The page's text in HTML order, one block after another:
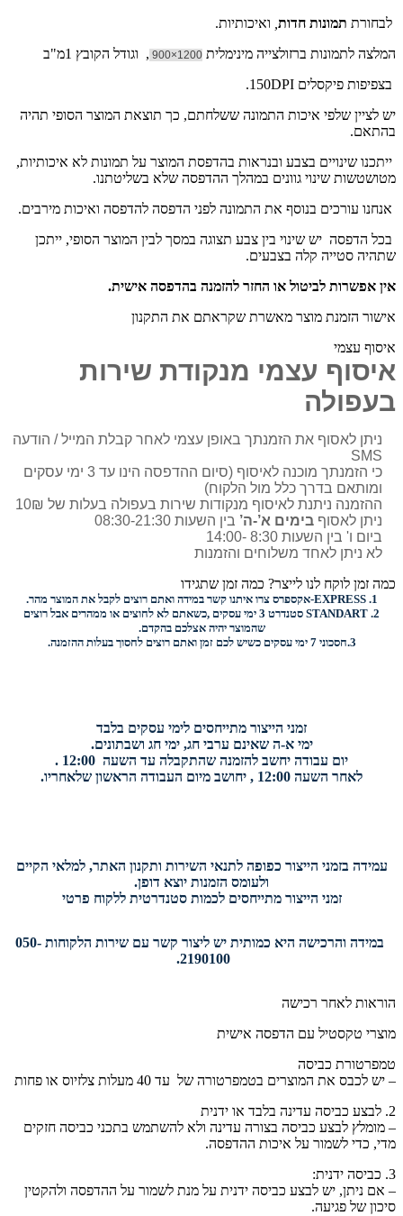
לבחורת תמונות חדות ואיכותיות.
המלצה לתמונות ברזולצייה מינימלית 1200×900
, וגודל הקובץ 1מ"ב
בצפיפות פיקסלים 150DPI.
יש לציין שלפי איכות התמונה ששלחתם, כך תוצאת המוצר הסופי תהיה
בהתאם.
ייתכנו שינויים בצבע ובנראות בהדפסת המוצר על תמונות לא איכותיות,
מטושטשות שינוי גוונים במהלך ההדפסה שלא בשליטתנו.
אנחנו עורכים בנוסף את התמונה לפני הדפסה להדפסה ואיכות מירבים.
בכל הדפסה יש שינוי בין צבע תצוגה במסך לבין המוצר הסופי, ייתכן
שתהיה סטייה קלה בצבעים.
אין אפשרות לביטול או החזר להזמנה בהדפסה אישית.
אישור הזמנת מוצר מאשרת שקראתם את התקנון
איסוף עצמי
איסוף עצמי מנקודת שירות
בעפולה
ניתן לאסוף את הזמנתך באופן עצמי לאחר קבלת המייל / הודעה
SMS
כי הזמנתך מוכנה לאיסוף (סיום ההדפסה הינו עד 3 ימי עסקים
ומותאם בדרך כלל מול הלקוח)
ההזמנה ניתנת לאיסוף מנקודות שירות בעפולה בעלות של 10₪
ניתן לאסוף בימים א’-ה’ בין השעות 08:30-21:30
ביום ו' בין השעות 8:30 -14:00
לא ניתן לאחד משלוחים והזמנות
כמה זמן לוקח לנו לייצר? כמה זמן שתגידו
1.
EXPRESS- אקספרס צרו איתנו קשר במידה ואתם רוצים לקבל את המוצר מהר.
2.
STANDART
סטנדרט 3 ימי עסקים ,כשאתם לא לחוצים או ממהרים אבל רוצים
שהמוצר יהיה אצלכם בהקדם.
3. חסכוני7 ימי עסקים כשיש לכם זמן ואתם רוצים לחסוך בעלות ההזמנה.
זמני הייצור מתייחסים לימי עסקים בלבד
ימי א-ה שאינם ערבי חג, ימי חג ושבתונים.
יום עבודה יחשב להזמנה שהתקבלה עד השעה 12:00 .
לאחר השעה 12:00 , יחושב מיום העבודה הראשון שלאחריו.
עמידה בזמני הייצור כפופה לתנאי השירות ותקנון האתר, למלאי הקיים
ולעומס הזמנות יוצא דופן.
זמני הייצור מתייחסים לכמות סטנדרטית ללקוח פרטי
במידה והרכישה היא כמותית יש ליצור קשר עם שירות הלקוחות 050-
2190100.
הוראות לאחר רכישה
מוצרי טקסטיל עם הדפסה אישית
טמפרטורת כביסה
– יש לכבס את המוצרים בטמפרטורה של עד 40 מעלות צלזיוס או פחות
2. לבצע כביסה עדינה בלבד או ידנית
– מומלץ לבצע כביסה בצורה עדינה ולא להשתמש בתכני כביסה חזקים
מדי, כדי לשמור על איכות ההדפסה.
3. כביסה ידנית:
– אם ניתן, יש לבצע כביסה ידנית על מנת לשמור על ההדפסה ולהקטין
סיכון של פגיעה.